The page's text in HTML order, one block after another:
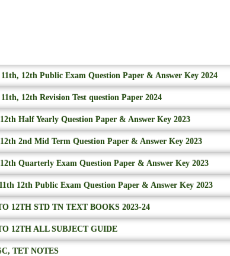
12th Public Exam Question Paper & Answer Key 2024
12th Revision Test question Paper 2024
Half Yearly Question Paper & Answer Key 2023
2nd Mid Term Question Paper & Answer Key 2023
Quarterly Exam Question Paper & Answer Key 2023
12th Public Exam Question Paper & Answer Key 2023
12TH STD TN TEXT BOOKS 2023-24
12TH ALL SUBJECT GUIDE
TET NOTES